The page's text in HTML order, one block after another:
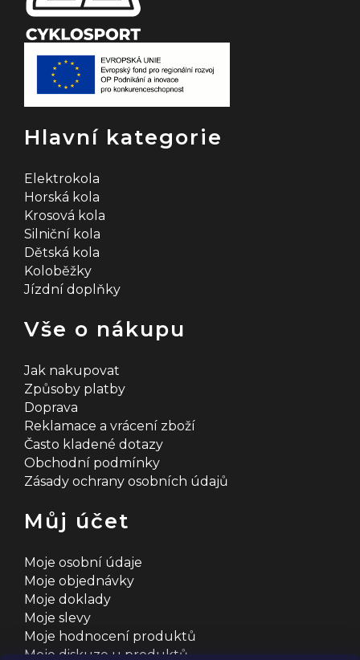
p
r
v
k
y
u
Hlavní kategorie
Elektrokola
Horská kola
Krosová kola
Silniční kola
Dětská kola
Koloběžky
Jízdní doplňky
Vše o nákupu
Jak nakupovat
Způsoby platby
Doprava
Reklamace a vrácení zboží
Často kladené dotazy
Obchodní podmínky
Zásady ochrany osobních údajů
Můj účet
Moje osobní údaje
Moje objednávky
Moje doklady
Moje slevy
Moje hodnocení produktů
Moje diskuze u produktů